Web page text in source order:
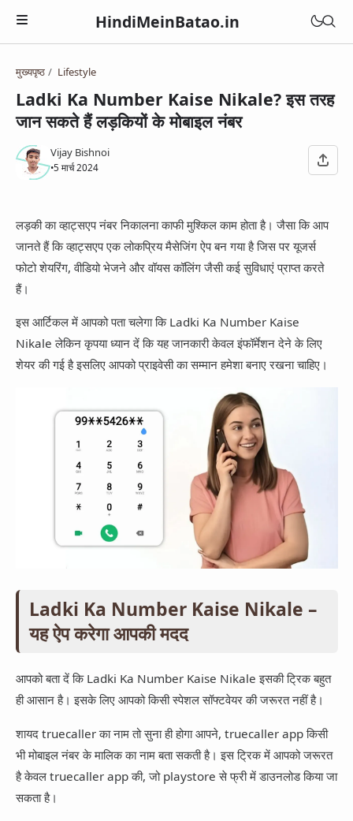
HindiMeinBatao.in
Artificial Intelligence
Technology
Blogger
Chatbot
Google Assistant
BSNL
App Information
Health
Women Health
Periods
Medical Courses
Lifestyle
Business
Online Business
Finance
Courses
Exams
Trending
Social Media
WhatsApp
Instagram
Twitter
मुख्यपृष्ठ Lifestyle
Ladki Ka Number Kaise Nikale? इस तरह
जान सकते हैं लड़कियों के मोबाइल नंबर
Vijay Bishnoi
•5 मार्च 2024
लड़की का व्हाट्सएप नंबर निकालना काफी मुश्किल काम होता है। जैसा कि आप
जानते हैं कि व्हाट्सएप एक लोकप्रिय मैसेजिंग ऐप बन गया है जिस पर यूजर्स
फोटो शेयरिंग, वीडियो भेजने और वॉयस कॉलिंग जैसी कई सुविधाएं प्राप्त करते
हैं।
इस आर्टिकल में आपको पता चलेगा कि Ladki Ka Number Kaise
Nikale लेकिन कृपया ध्यान दें कि यह जानकारी केवल इंफॉर्मेशन देने के लिए
शेयर की गई है इसलिए आपको प्राइवेसी का सम्मान हमेशा बनाए रखना चाहिए।
Ladki Ka Number Kaise Nikale –
यह ऐप करेगा आपकी मदद
आपको बता दें कि Ladki Ka Number Kaise Nikale इसकी ट्रिक बहुत
ही आसान है। इसके लिए आपको किसी स्पेशल सॉफ्टवेयर की जरूरत नहीं है।
शायद truecaller का नाम तो सुना ही होगा आपने, truecaller app किसी
भी मोबाइल नंबर के मालिक का नाम बता सकती है। इस ट्रिक में आपको जरूरत
है केवल truecaller app की, जो playstore से फ्री में डाउनलोड किया जा
सकता है।